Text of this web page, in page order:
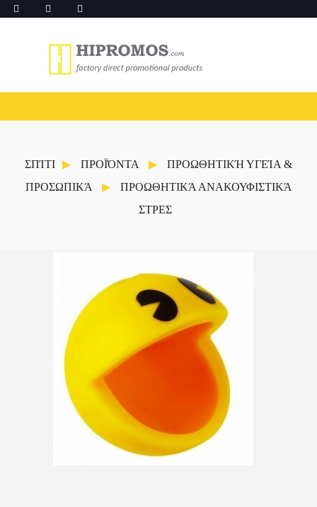
ΣΠΊΤΙ ΠΡΟΪΌΝΤΑ
ΠΡΟΩΘΗΤΙΚΉ ΥΓΕΊΑ &
ΠΡΟΣΩΠΙΚΆ
ΠΡΟΩΘΗΤΙΚΆ ΑΝΑΚΟΥΦΙΣΤΙΚΆ
ΣΤΡΕΣ